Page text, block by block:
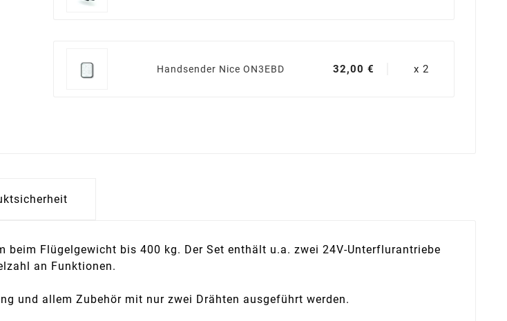
Handsender Nice ON3EBD 32,00 € x 2
Flügelgewicht bis 400 kg. Der Set enthält u.a. zwei 24V-Unterflurantriebe
an Funktionen.
und allem Zubehör mit nur zwei Drähten ausgeführt werden.